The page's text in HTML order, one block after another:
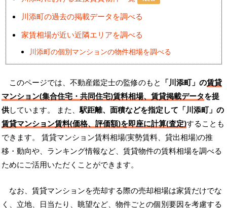
川添町の過去の掲載データを調べる
家賃相場が近い近隣エリアを調べる
川添町の個別マンションの物件相場を調べる
このページでは、不動産鑑定士の監修のもと 「川添町」の賃貸
マンション(集合住宅・共同住宅)賃料相場、賃貸掲載データを提
供しています。 また、駅距離、面積などを指定して「川添町」の
賃貸マンション賃料(価格、評価額)を即座に計算(査定)することも
できます。 賃貸マンション賃料相場(実勢賃料、貸出相場)の推
移・動向や、ランキング情報など、賃貸物件の賃料相場を調べる
ためにご活用いただくことができます。
なお、賃貸マンションを売却する際の売却相場は家賃だけでな
く、立地、日当たり、眺望など、物件ごとの個別要因を考慮する